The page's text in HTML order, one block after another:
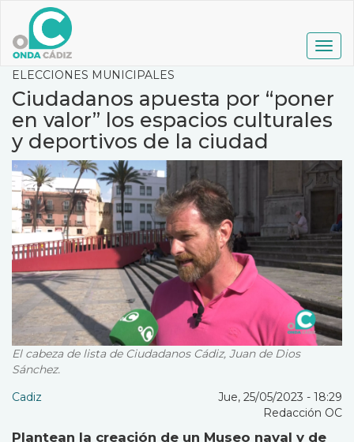
contenido
principal
ELECCIONES MUNICIPALES
Ciudadanos apuesta por “poner
en valor” los espacios culturales
y deportivos de la ciudad
El cabeza de lista de Ciudadanos Cádiz, Juan de Dios
Sánchez.
Cadiz
Jue, 25/05/2023 - 18:29
Redacción OC
Plantean la creación de un Museo naval y de